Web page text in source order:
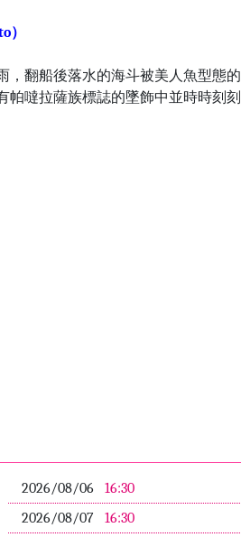
）
翻船後落水的海斗被美人魚型態的
噠拉薩族標誌的墜飾中並時時刻刻
2026/08/06 16:30
2026/08/07
16:30